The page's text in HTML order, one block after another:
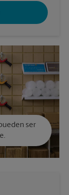
ser